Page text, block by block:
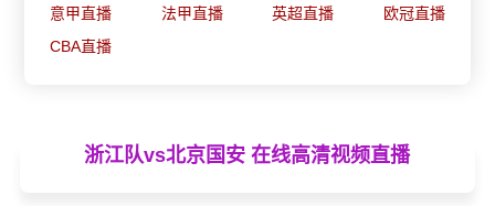
意甲直播
法甲直播 英超直播
欧冠直播
CBA直播
浙江队vs北京国安 在线高清视频直播